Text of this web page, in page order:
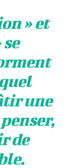
» et
une
de